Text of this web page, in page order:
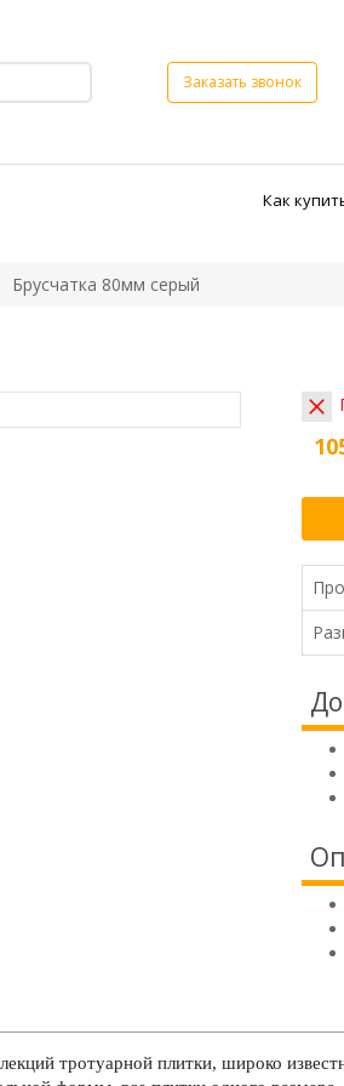
Заказать звонок
Как
Брусчатка 80мм серый
тротуарной плитки, широко